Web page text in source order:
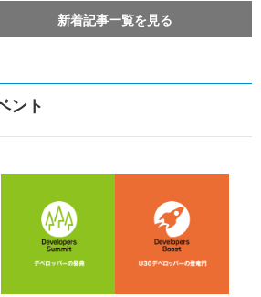
新着記事一覧を見る
ント